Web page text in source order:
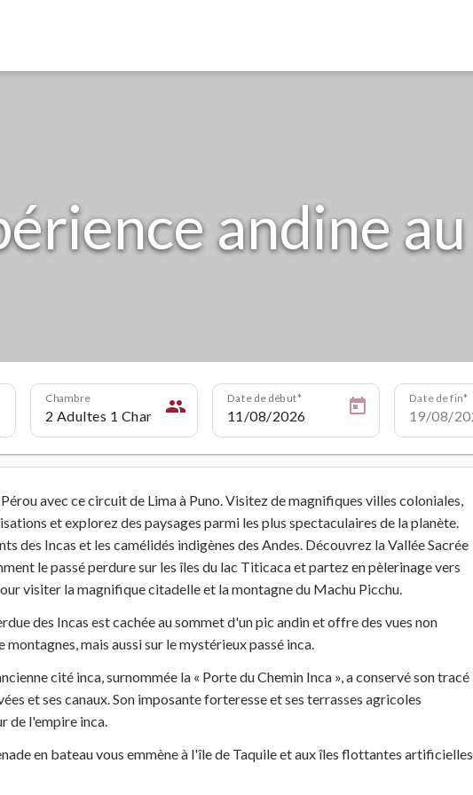
andine
Chambre people Date de début Date de fin
avec ce circuit de Lima à Puno. Visitez de magnifiques villes coloniales,
et explorez des paysages parmi les plus spectaculaires de la planète.
des Incas et les camélidés indigènes des Andes. Découvrez la Vallée Sacrée
le passé perdure sur les îles du lac Titicaca et partez en pèlerinage vers
visiter la magnifique citadelle et la montagne du Machu Picchu.
des Incas est cachée au sommet d'un pic andin et offre des vues non
montagnes, mais aussi sur le mystérieux passé inca.
cité inca, surnommée la « Porte du Chemin Inca », a conservé son tracé
et ses canaux. Son imposante forteresse et ses terrasses agricoles
de l'empire inca.
en bateau vous emmène à l'île de Taquile et aux îles flottantes artificielles